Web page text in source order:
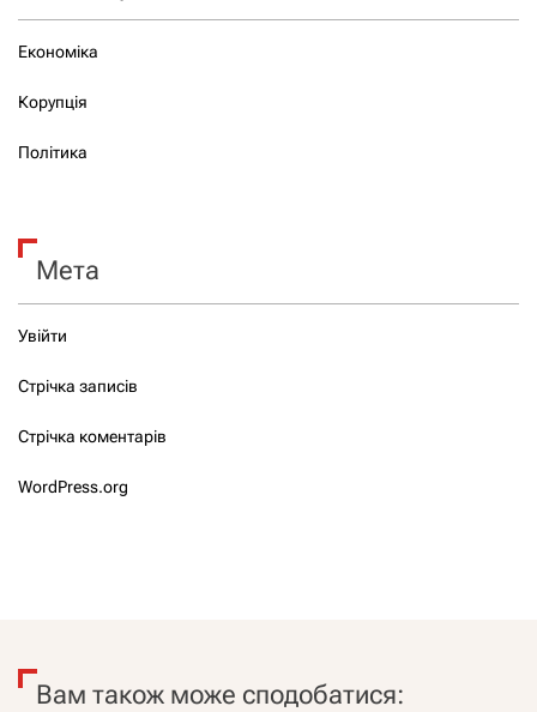
Економіка
Корупція
Політика
Мета
Увійти
Стрічка записів
Стрічка коментарів
WordPress.org
Вам також може сподобатися: